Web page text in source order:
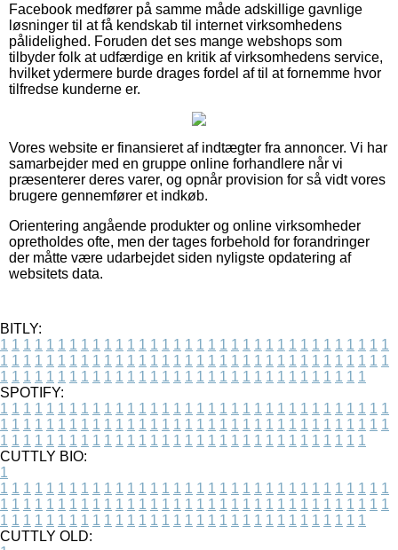
Facebook medfører på samme måde adskillige gavnlige
løsninger til at få kendskab til internet virksomhedens
pålidelighed. Foruden det ses mange webshops som
tilbyder folk at udfærdige en kritik af virksomhedens service,
hvilket ydermere burde drages fordel af til at fornemme hvor
tilfredse kunderne er.
Vores website er finansieret af indtægter fra annoncer. Vi har
samarbejder med en gruppe online forhandlere når vi
præsenterer deres varer, og opnår provision for så vidt vores
brugere gennemfører et indkøb.
Orientering angående produkter og online virksomheder
opretholdes ofte, men der tages forbehold for forandringer
der måtte være udarbejdet siden nyligste opdatering af
websitets data.
BITLY:
1 1 1 1 1 1 1 1 1 1 1 1 1 1 1 1 1 1 1 1 1 1 1 1 1 1 1 1 1 1 1 1 1 1
1 1 1 1 1 1 1 1 1 1 1 1 1 1 1 1 1 1 1 1 1 1 1 1 1 1 1 1 1 1 1 1 1 1
1 1 1 1 1 1 1 1 1 1 1 1 1 1 1 1 1 1 1 1 1 1 1 1 1 1 1 1 1 1 1 1
SPOTIFY:
1 1 1 1 1 1 1 1 1 1 1 1 1 1 1 1 1 1 1 1 1 1 1 1 1 1 1 1 1 1 1 1 1 1
1 1 1 1 1 1 1 1 1 1 1 1 1 1 1 1 1 1 1 1 1 1 1 1 1 1 1 1 1 1 1 1 1 1
1 1 1 1 1 1 1 1 1 1 1 1 1 1 1 1 1 1 1 1 1 1 1 1 1 1 1 1 1 1 1 1
CUTTLY BIO:
1
1 1 1 1 1 1 1 1 1 1 1 1 1 1 1 1 1 1 1 1 1 1 1 1 1 1 1 1 1 1 1 1 1 1
1 1 1 1 1 1 1 1 1 1 1 1 1 1 1 1 1 1 1 1 1 1 1 1 1 1 1 1 1 1 1 1 1 1
1 1 1 1 1 1 1 1 1 1 1 1 1 1 1 1 1 1 1 1 1 1 1 1 1 1 1 1 1 1 1 1
CUTTLY OLD: